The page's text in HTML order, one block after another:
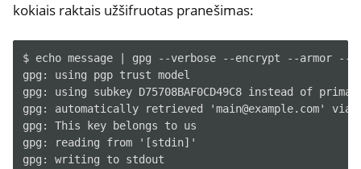
kokiais raktais užšifruotas pranešimas:
$ echo message | gpg --verbose --encrypt --armor --
gpg: using pgp trust model
gpg: using subkey D75708BAF0CD49C8 instead of primary
gpg: automatically retrieved 'main@example.com' via
gpg: This key belongs to us
gpg: reading from '[stdin]'
gpg: writing to stdout